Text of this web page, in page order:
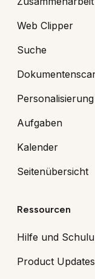
Web Clipper
Suche
Personalisierung
Aufgaben
Kalender
Seitenübersicht
Ressourcen
Hilfe und
Product Updates